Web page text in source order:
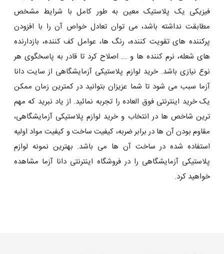
فیزیکی یک پلاستیک معین به طور کامل با شرایط مشخص
مطابقت نداشته باشد، می توان تعادل خواص آن را با افزودن
پرکننده های تقویت کننده، رنگ ها، عوامل کف کننده، بازدارنده
های شعله، نرم کننده ها و ... اصلاح کرد تا قادر به پاسخگوی هر
نوع نیازی باشد. خرید لوازم پلاستیکی آزمایشگاهی از سایت دانا
آزما سبب می شود تا شما عزیزان بتوانید در کمترین زمان ممکن
یک خرید اینترنتی فوق العاده را تجربه نمائید. از یاد نبرید که مهم
ترین شاخص ها در انتخاب و خرید لوازم پلاستیکی آزمایشگاهی،
مقاوم بودن آن ها در برابر ضربه، کیفیت ساخت و کیفیت مواد اولیه
استفاده شده در ساخت آن ها می باشد. بهترین نمونه لوازم
پلاستیکی آزمایشگاهی را در فروشگاه اینترنتی دانا آزما مشاهده
خواهید کرد.